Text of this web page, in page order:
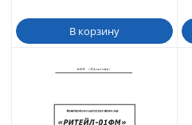
В корзину